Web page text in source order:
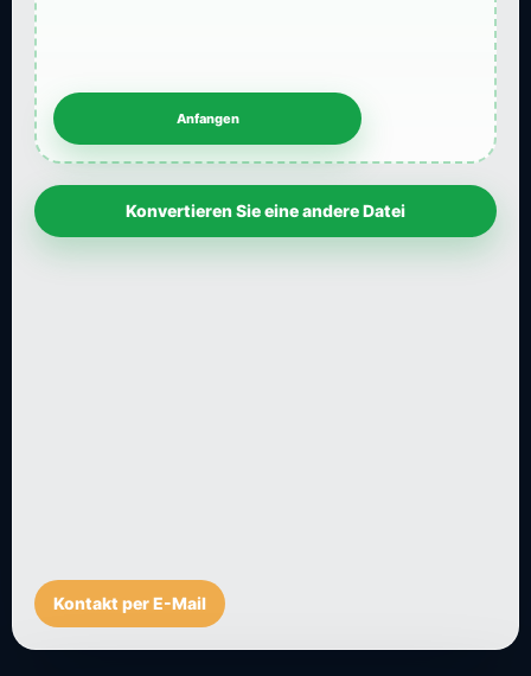
Konvertieren Sie eine andere Datei
Kontakt per E-Mail